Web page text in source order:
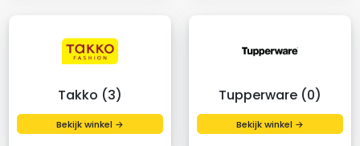
Takko (3)
Bekijk winkel →
Tupperware (0)
Bekijk winkel →